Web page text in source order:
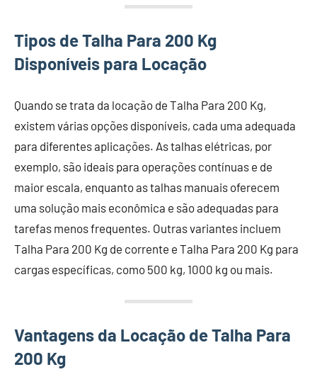
Tipos de Talha Para 200 Kg
Disponíveis para Locação
Quando se trata da locação de Talha Para 200 Kg,
existem várias opções disponíveis, cada uma adequada
para diferentes aplicações. As talhas elétricas, por
exemplo, são ideais para operações contínuas e de
maior escala, enquanto as talhas manuais oferecem
uma solução mais econômica e são adequadas para
tarefas menos frequentes. Outras variantes incluem
Talha Para 200 Kg de corrente e Talha Para 200 Kg para
cargas específicas, como 500 kg, 1000 kg ou mais.
Vantagens da Locação de Talha Para
200 Kg